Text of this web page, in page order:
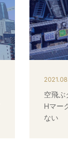
空飛
Hマー
ない